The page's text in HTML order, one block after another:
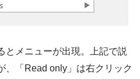
とメニューが出現。上記で説
、「Read only」は右クリック